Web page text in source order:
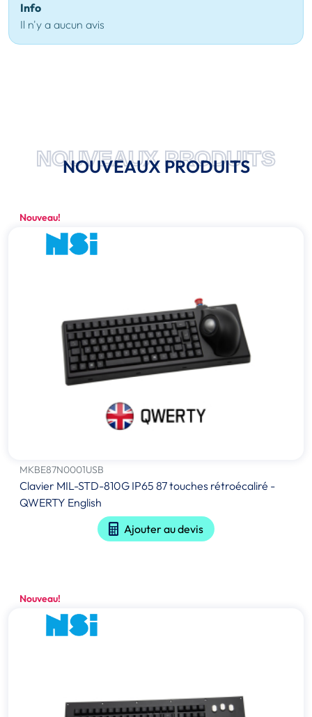
Info
Il n'y a aucun avis
NOUVEAUX PRODUITS
NOUVEAUX PRODUITS
Nouveau!
MKBE87N0001USB
Clavier MIL-STD-810G IP65 87 touches rétroécaliré -
QWERTY English
Ajouter au devis
Nouveau!